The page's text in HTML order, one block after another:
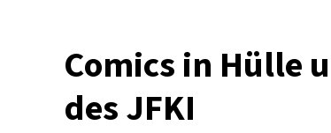
Comics in Hülle
des JFKI